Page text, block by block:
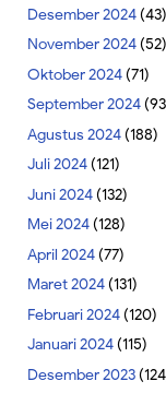
Desember 2024(43)
November 2024(52)
Oktober 2024(71)
September 2024
Agustus 2024(188)
Juli 2024(121)
Juni 2024(132)
Mei 2024(128)
April 2024(77)
Maret 2024(131)
Februari 2024(120)
Januari 2024(115)
Desember 2023